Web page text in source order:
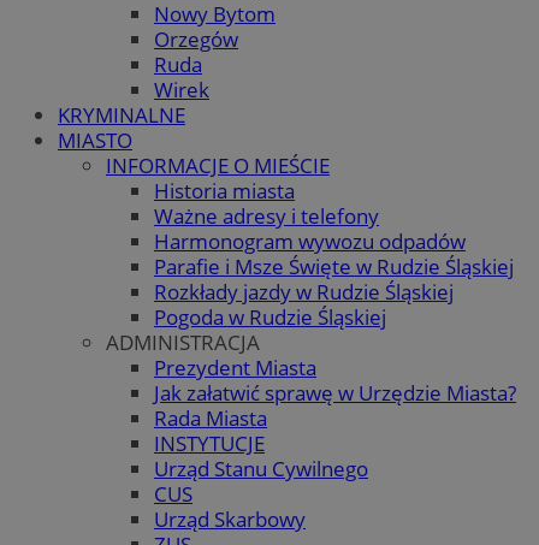
Nowy Bytom
Orzegów
Ruda
Wirek
KRYMINALNE
MIASTO
INFORMACJE O MIEŚCIE
Historia miasta
Ważne adresy i telefony
Harmonogram wywozu odpadów
Parafie i Msze Święte w Rudzie Śląskiej
Rozkłady jazdy w Rudzie Śląskiej
Pogoda w Rudzie Śląskiej
ADMINISTRACJA
Prezydent Miasta
Jak załatwić sprawę w Urzędzie Miasta?
Rada Miasta
INSTYTUCJE
Urząd Stanu Cywilnego
CUS
Urząd Skarbowy